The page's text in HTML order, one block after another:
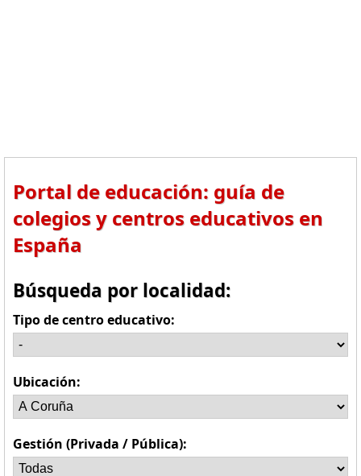
Portal de educación: guía de
colegios y centros educativos en
España
Búsqueda por localidad:
Tipo de centro educativo:
Ubicación:
Gestión (Privada / Pública):